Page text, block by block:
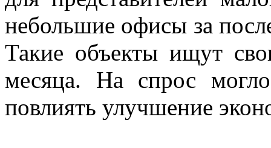
небольшие офисы за
Такие объекты ищут
месяца. На спрос
повлиять улучшение